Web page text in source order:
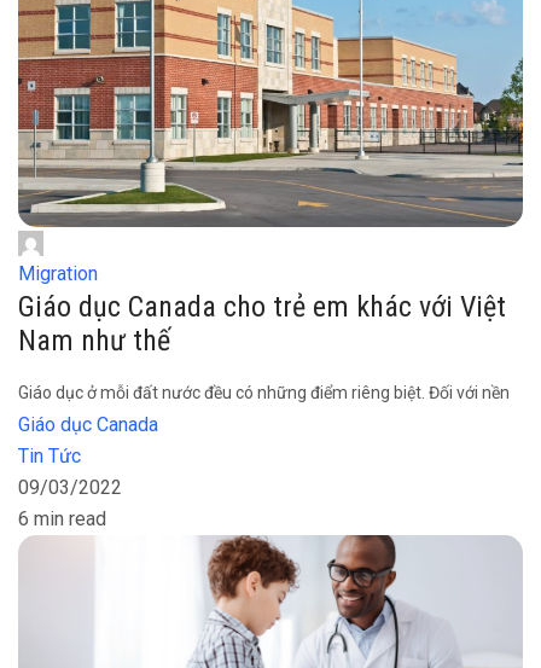
Migration
Giáo dục Canada cho trẻ em khác với Việt
Nam như thế
Giáo dục ở mỗi đất nước đều có những điểm riêng biệt. Đối với nền
Giáo dục Canada
Tin Tức
09/03/2022
6 min read